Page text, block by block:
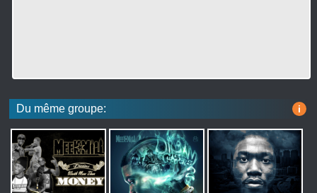
Du même groupe: i